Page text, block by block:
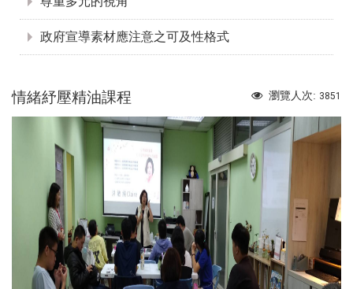
政府宣導素材應注意之可及性格式
瀏覽人次: 3851
情緒紓壓精油課程